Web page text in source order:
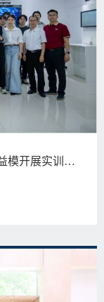
模开展实训…